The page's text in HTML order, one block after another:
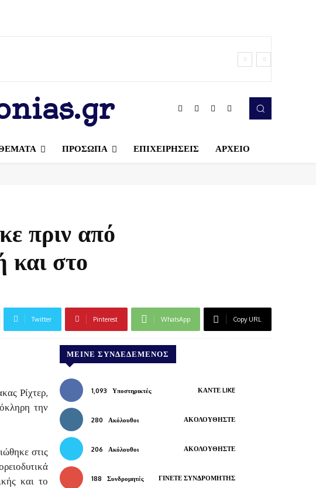
ΠΡΟΣΩΠΑ ΕΠΙΧΕΙΡΗΣΕΙΣ ΑΡΧΕΙΟ
πριν από
και στο
Twitter Pinterest WhatsApp Copy URL
Ρίχτερ,
την
στις
και το
ΜΕΊΝΕ ΣΥΝΔΕΔΕΜΈΝΟΣ
1,093 Υποστηρικτές ΚΆΝΤΕ LIKE
280 Ακόλουθοι ΑΚΟΛΟΥΘΉΣΤΕ
206 Ακόλουθοι ΑΚΟΛΟΥΘΉΣΤΕ
188 Συνδρομητές ΓΊΝΕΤΕ ΣΥΝΔΡΟΜΗΤΉΣ